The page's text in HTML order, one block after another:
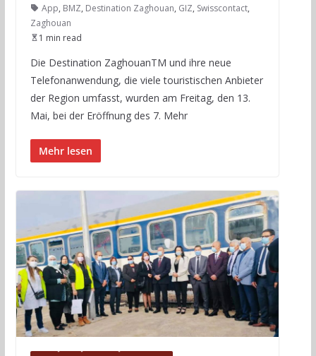
App, BMZ, Destination Zaghouan, GIZ, Swisscontact,
Zaghouan
1 min read
Die Destination ZaghouanTM und ihre neue
Telefonanwendung, die viele touristischen Anbieter
der Region umfasst, wurden am Freitag, den 13.
Mai, bei der Eröffnung des 7. Mehr
Mehr lesen